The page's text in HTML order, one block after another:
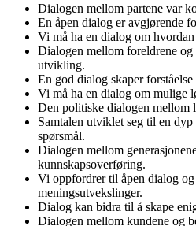
Dialogen mellom partene var
En åpen dialog er avgjørende
Vi må ha en dialog om
Dialogen mellom foreldrene
utvikling.
En god dialog skaper
Vi må ha en dialog om mulige
Den politiske dialogen mellom
Samtalen utviklet seg til en
spørsmål.
Dialogen mellom
kunnskapsoverføring.
Vi oppfordrer til åpen dialog
meningsutvekslinger.
Dialog kan bidra til å skape
Dialogen mellom kundene og